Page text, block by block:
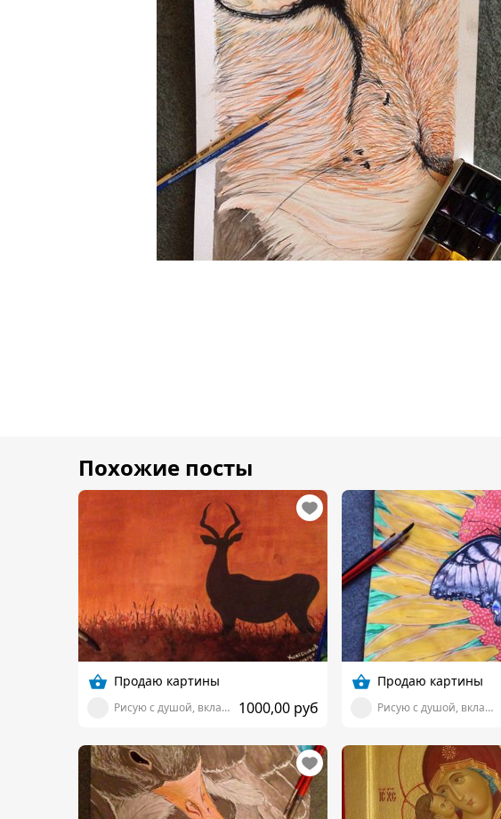
Похожие посты
Продаю картины
Рисую с душой, вкладывая частичку себя! 1000,00 руб
Продаю картины
Рисую с душой, вкладывая частичку себя!